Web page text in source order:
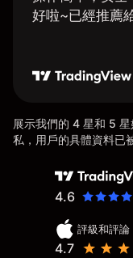
好啦~已經推薦
展示我們的 4 星和 5
私，用戶的具體資料已
4.6
評級和評論
4.7